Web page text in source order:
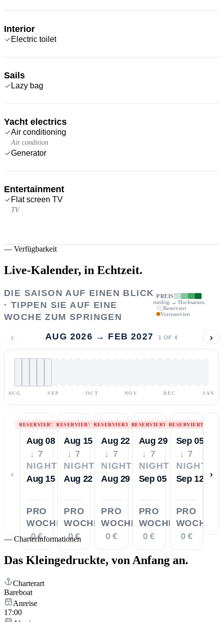
Interior
Electric toilet
Sails
Lazy bag
Yacht electrics
Air conditioning
Air condition
Generator
Entertainment
Flat screen TV
TV
— Verfügbarkeit
Live-Kalender, in Echtzeit.
DIE SAISON AUF EINEN BLICK
· TIPPEN SIE AUF EINE
WOCHE ZUM SPRINGEN
PREIS
niedrig → Hochsaison
Reserviert
Vorreserviert
‹ AUG 2026 → FEB 2027 1 OF 4 ›
AUG SEP OCT NOV DEC JAN
‹
RESERVIERT
Aug 08
↓ 7
NIGHTS
Aug 15
PRO
WOCHE
0 €
RESERVIERT
Aug 15
↓ 7
NIGHTS
Aug 22
PRO
WOCHE
0 €
RESERVIERT
Aug 22
↓ 7
NIGHTS
Aug 29
PRO
WOCHE
0 €
RESERVIERT
Aug 29
↓ 7
NIGHTS
Sep 05
PRO
WOCHE
0 €
RESERVIERT
Sep 05
↓ 7
NIGHTS
Sep 12
PRO
WOCHE
0 €
›
— Charterinformationen
Das Kleingedruckte, von Anfang an.
Charterart
Bareboat
Anreise
17:00